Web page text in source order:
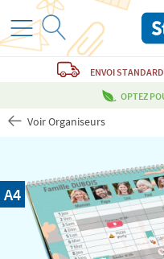
ENVOI
OPTEZ
Voir Organiseurs
A4